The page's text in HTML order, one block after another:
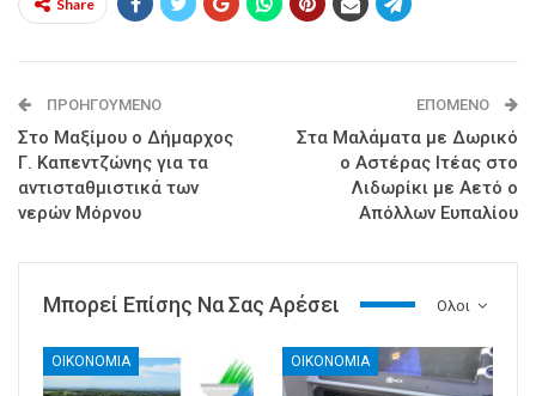
Share
ΠΡΟΗΓΟΎΜΕΝΟ
Στο Μαξίμου ο Δήμαρχος
Γ. Καπεντζώνης για τα
αντισταθμιστικά των
νερών Μόρνου
ΕΠΌΜΕΝΟ
Στα Μαλάματα με Δωρικό
ο Αστέρας Ιτέας στο
Λιδωρίκι με Αετό ο
Απόλλων Ευπαλίου
Ολοι
Μπορεί Επίσης Να Σας Αρέσει
ΟΙΚΟΝΟΜΙΑ ΟΙΚΟΝΟΜΙΑ